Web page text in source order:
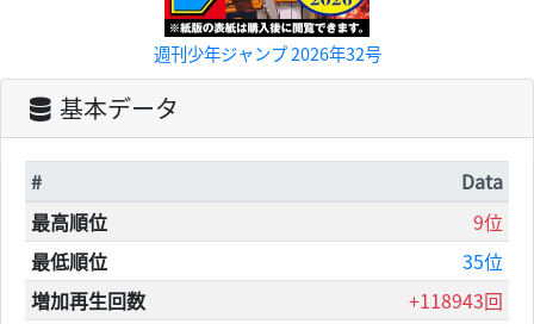
週刊少年ジャンプ 2026年32号
基本データ
#
Data
最高順位
9位
最低順位
35位
増加再生回数
+118943回